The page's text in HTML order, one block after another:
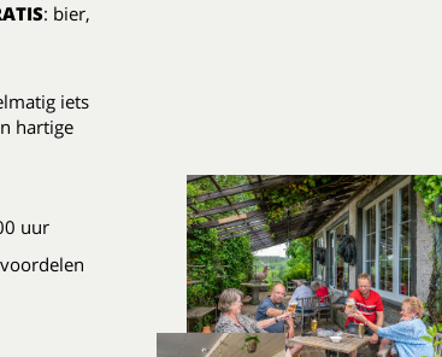
: bier,
iets
hartige
uur